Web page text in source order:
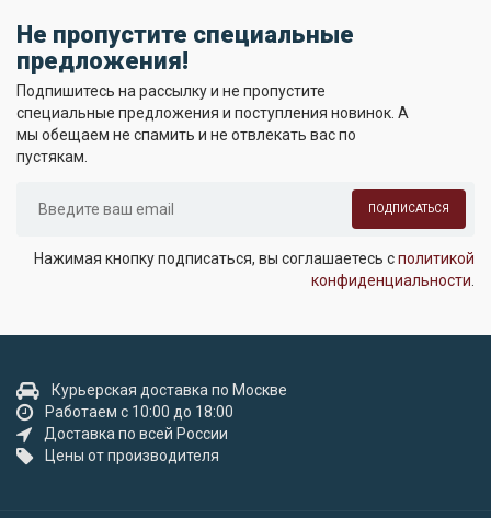
Не пропустите специальные
предложения!
Подпишитесь на рассылку и не пропустите
специальные предложения и поступления новинок. А
мы обещаем не спамить и не отвлекать вас по
пустякам.
ПОДПИСАТЬСЯ
Нажимая кнопку подписаться, вы соглашаетесь сполитикой
конфиденциальности
Курьерская доставка по Москве
Работаем с 10:00 до 18:00
Доставка по всей России
Цены от производителя